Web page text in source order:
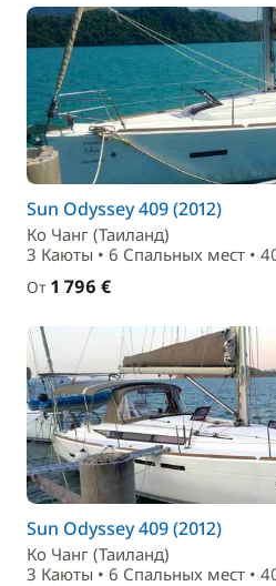
Sun Odyssey 409 (2012)
Ко Чанг (Таиланд)
3 Каюты • 6 Спальныx мест •
От 1 796 €
Sun Odyssey 409 (2012)
Ко Чанг (Таиланд)
3 Каюты • 6 Спальныx мест •